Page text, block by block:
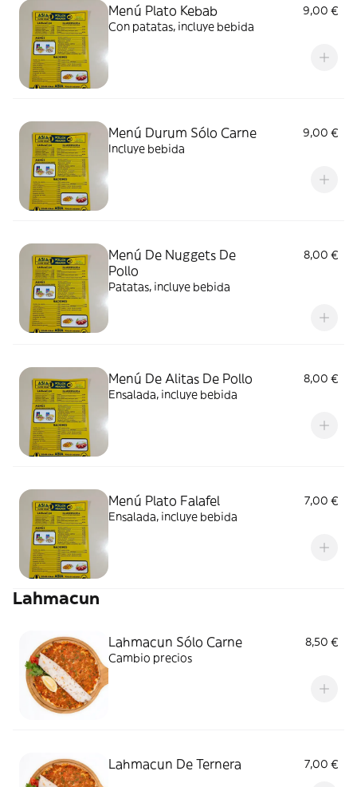
Menú Plato Kebab
9,00 €
Con patatas, incluye bebida
Menú Durum Sólo Carne
9,00 €
Incluye bebida
Menú De Nuggets De
Pollo
8,00 €
Patatas, incluye bebida
Menú De Alitas De Pollo
8,00 €
Ensalada, incluye bebida
Menú Plato Falafel
7,00 €
Ensalada, incluye bebida
Lahmacun
Lahmacun Sólo Carne
8,50 €
Cambio precios
Lahmacun De Ternera 7,00 €